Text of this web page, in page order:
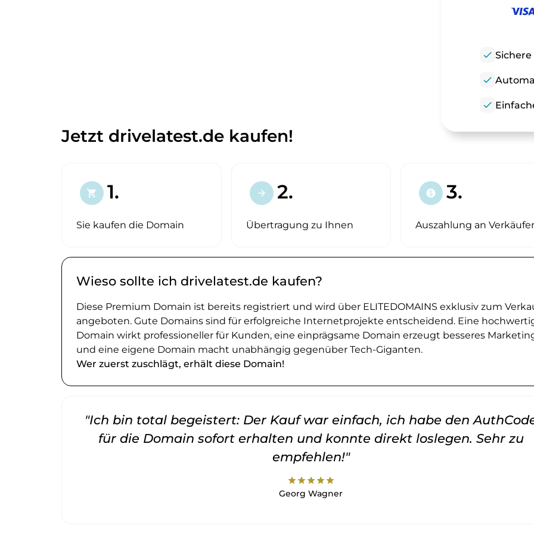
check
check
check
Jetzt drivelatest.de kaufen!
shopping_cart 1.
Sie kaufen die Domain
arrow_forward 2.
Übertragung zu Ihnen
paid 3.
Auszahlung an Verkäufer
Wieso sollte ich drivelatest.de kaufen?
Diese Premium Domain ist bereits registriert und wird über ELITEDOMAINS exklusiv zum
angeboten. Gute Domains sind für erfolgreiche Internetprojekte entscheidend. Eine
Domain wirkt professioneller für Kunden, eine einprägsame Domain erzeugt besseres
und eine eigene Domain macht unabhängig gegenüber Tech-Giganten.
Wer zuerst zuschlägt, erhält diese Domain!
"Ich bin total begeistert: Der Kauf war einfach, ich habe den
für die Domain sofort erhalten und konnte direkt loslegen. Sehr zu
empfehlen!"
starstarstarstarstar
Georg Wagner